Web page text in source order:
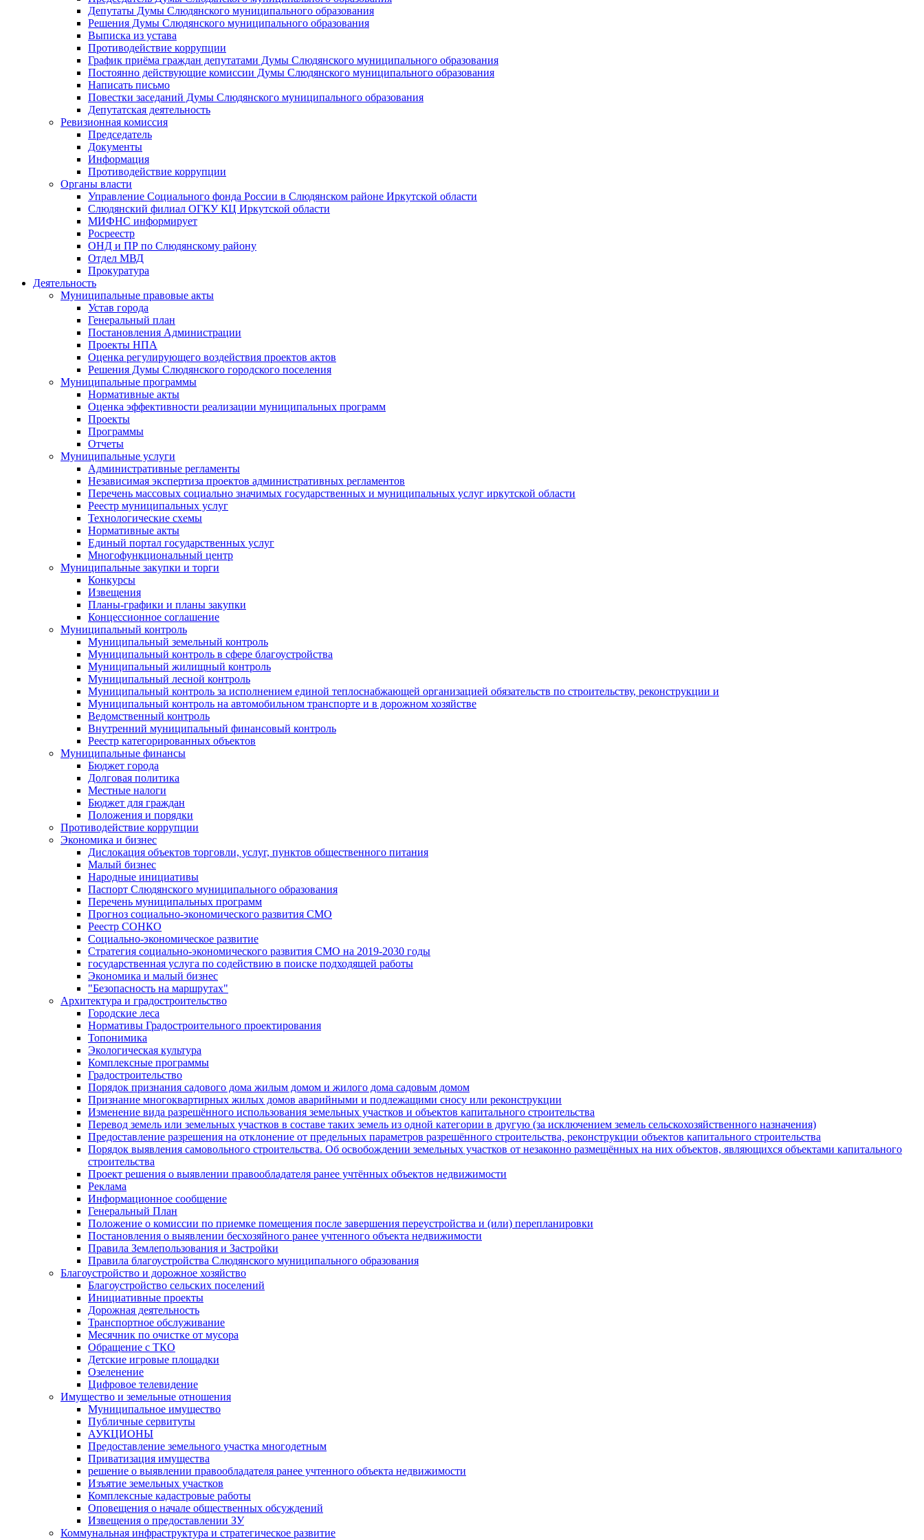
Депутаты Думы Слюдянского муниципального образования
Решения Думы Слюдянского муниципального образования
Выписка из устава
Противодействие коррупции
График приёма граждан депутатами Думы Слюдянского муниципального образования
Постоянно действующие комиссии Думы Слюдянского муниципального образования
Написать письмо
Повестки заседаний Думы Слюдянского муниципального образования
Депутатская деятельность
Ревизионная комиссия
Председатель
Документы
Информация
Противодействие коррупции
Органы власти
Управление Социального фонда России в Слюдянском районе Иркутской области
Слюдянский филиал ОГКУ КЦ Иркутской области
МИФНС информирует
Росреестр
ОНД и ПР по Слюдянскому району
Отдел МВД
Прокуратура
Деятельность
Муниципальные правовые акты
Устав города
Генеральный план
Постановления Администрации
Проекты НПА
Оценка регулирующего воздействия проектов актов
Решения Думы Слюдянского городского поселения
Муниципальные программы
Нормативные акты
Оценка эффективности реализации муниципальных программ
Проекты
Программы
Отчеты
Муниципальные услуги
Административные регламенты
Независимая экспертиза проектов административных регламентов
Перечень массовых социально значимых государственных и муниципальных услуг иркутской области
Реестр муниципальных услуг
Технологические схемы
Нормативные акты
Единый портал государственных услуг
Многофункциональный центр
Муниципальные закупки и торги
Конкурсы
Извещения
Планы-графики и планы закупки
Концессионное соглашение
Муниципальный контроль
Муниципальный земельный контроль
Муниципальный контроль в сфере благоустройства
Муниципальный жилищный контроль
Муниципальный лесной контроль
Муниципальный контроль за исполнением единой теплоснабжающей организацией обязательств по строительству, реконструкции и
Муниципальный контроль на автомобильном транспорте и в дорожном хозяйстве
Ведомственный контроль
Внутренний муниципальный финансовый контроль
Реестр категорированных объектов
Муниципальные финансы
Бюджет города
Долговая политика
Местные налоги
Бюджет для граждан
Положения и порядки
Противодействие коррупции
Экономика и бизнес
Дислокация объектов торговли, услуг, пунктов общественного питания
Малый бизнес
Народные инициативы
Паспорт Слюдянского муниципального образования
Перечень муниципальных программ
Прогноз социально-экономического развития СМО
Реестр СОНКО
Социально-экономическое развитие
Стратегия социально-экономического развития СМО на 2019-2030 годы
государственная услуга по содействию в поиске подходящей работы
Экономика и малый бизнес
"Безопасность на маршрутах"
Архитектура и градостроительство
Городские леса
Нормативы Градостроительного проектирования
Топонимика
Экологическая культура
Комплексные программы
Градостроительство
Порядок признания садового дома жилым домом и жилого дома садовым домом
Признание многоквартирных жилых домов аварийными и подлежащими сносу или реконструкции
Изменение вида разрешённого использования земельных участков и объектов капитального строительства
Перевод земель или земельных участков в составе таких земель из одной категории в другую (за исключением земель сельскохозяйственного назначения)
Предоставление разрешения на отклонение от предельных параметров разрешённого строительства, реконструкции объектов капитального строительства
Порядок выявления самовольного строительства. Об освобождении земельных участков от незаконно размещённых на них объектов, являющихся объектами капитального
строительства
Проект решения о выявлении правообладателя ранее учтённых объектов недвижимости
Реклама
Информационное сообщение
Генеральный План
Положение о комиссии по приемке помещения после завершения переустройства и (или) перепланировки
Постановления о выявлении бесхозяйного ранее учтенного объекта недвижимости
Правила Землепользования и Застройки
Правила благоустройства Слюдянского муниципального образования
Благоустройство и дорожное хозяйство
Благоустройство сельских поселений
Инициативные проекты
Дорожная деятельность
Транспортное обслуживание
Месячник по очистке от мусора
Обращение с ТКО
Детские игровые площадки
Озеленение
Цифровое телевидение
Имущество и земельные отношения
Муниципальное имущество
Публичные сервитуты
АУКЦИОНЫ
Предоставление земельного участка многодетным
Приватизация имущества
решение о выявлении правообладателя ранее учтенного объекта недвижимости
Изъятие земельных участков
Комплексные кадастровые работы
Оповещения о начале общественных обсуждений
Извещения о предоставлении ЗУ
Коммунальная инфраструктура и стратегическое развитие